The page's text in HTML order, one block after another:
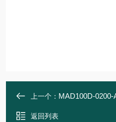
上一个： MAD100D-0200-AH1/AK0/
返回列表